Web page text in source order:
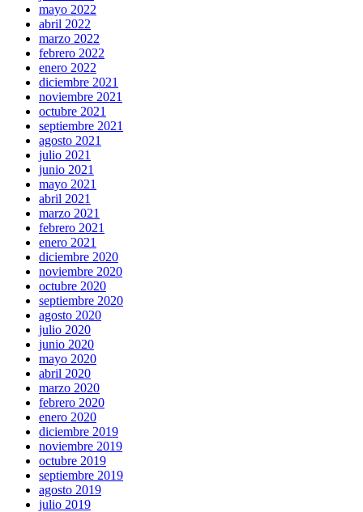
mayo 2022
abril 2022
marzo 2022
febrero 2022
enero 2022
diciembre 2021
noviembre 2021
octubre 2021
septiembre 2021
agosto 2021
julio 2021
junio 2021
mayo 2021
abril 2021
marzo 2021
febrero 2021
enero 2021
diciembre 2020
noviembre 2020
octubre 2020
septiembre 2020
agosto 2020
julio 2020
junio 2020
mayo 2020
abril 2020
marzo 2020
febrero 2020
enero 2020
diciembre 2019
noviembre 2019
octubre 2019
septiembre 2019
agosto 2019
julio 2019